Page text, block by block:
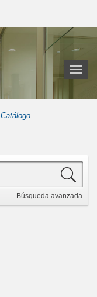
Toggle
Búsqueda avanzada
Catálogo